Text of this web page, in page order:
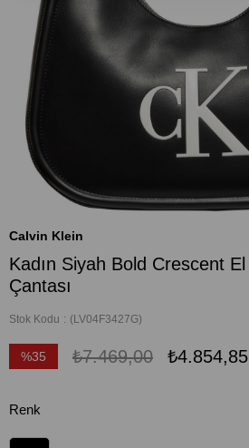
Calvin Klein
Kadın Siyah Bold Crescent El
Çantası
Stok Kodu (LV04F3427G)
%35
₺7.469,00 ₺4.854,85
Renk